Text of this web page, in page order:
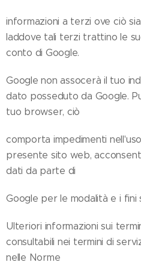
informazioni a terzi ove ciò
laddove tali terzi trattino le
conto di Google.
Google non assocerà il tuo
dato posseduto da Google.
tuo browser, ciò
comporta impedimenti
presente sito web,
dati da parte di
Google per le modalità e i fini
Ulteriori informazioni sui
consultabili nei termini di
nelle Norme